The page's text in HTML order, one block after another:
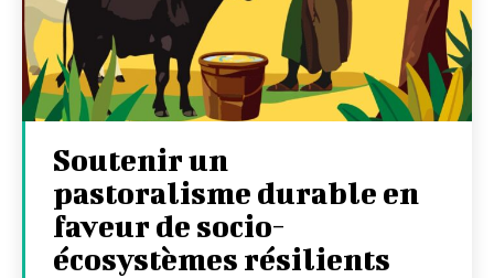
Soutenir un
pastoralisme durable en
faveur de socio-
écosystèmes résilients